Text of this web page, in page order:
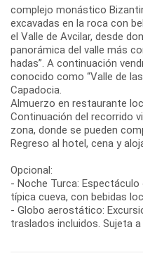
complejo monástico
excavadas en la roca con
el Valle de Avcilar, desde
panorámica del valle más
hadas”. A continuación
conocido como “Valle de
Capadocia.
Almuerzo en restaurante
Continuación del recorrido
zona, donde se pueden
Regreso al hotel, cena y
Opcional:
- Noche Turca:
típica cueva, con bebidas
- Globo aerostático:
traslados incluidos. Sujeta